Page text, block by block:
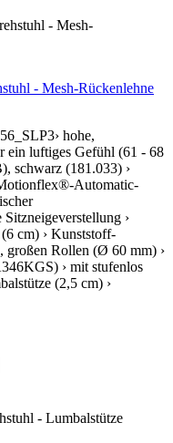
- Mesh-Rückenlehne
hohe,
ein luftiges Gefühl (61 - 68
schwarz (181.033) ›
Automatic-
›
cm) › Kunststoff-
großen Rollen (Ø 60 mm) ›
› mit stufenlos
(2,5 cm) ›